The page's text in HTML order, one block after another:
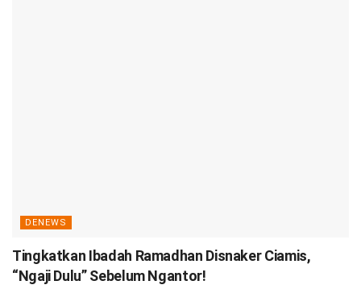
DENEWS
Tingkatkan Ibadah Ramadhan Disnaker Ciamis,
“Ngaji Dulu” Sebelum Ngantor!